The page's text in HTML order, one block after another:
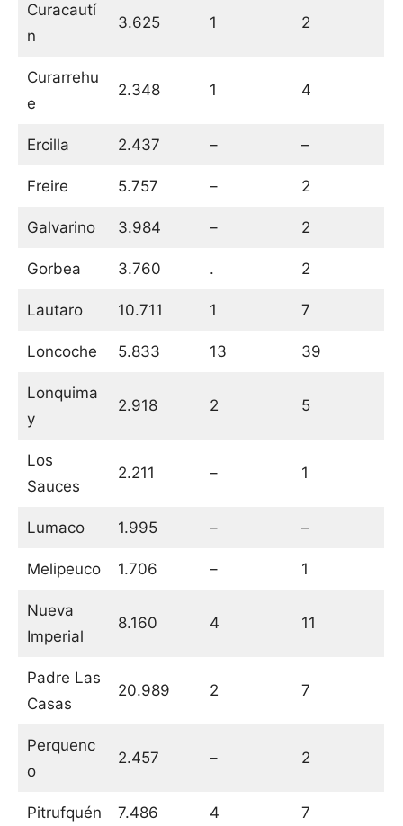
Curacautí
n
3.625 1 2
Curarrehu
e
2.348 1 4
Ercilla 2.437 – –
Freire 5.757 – 2
Galvarino 3.984 – 2
Gorbea 3.760 . 2
Lautaro 10.711 1 7
Loncoche 5.833 13 39
Lonquima
y
2.918 2 5
Los
Sauces
2.211 – 1
Lumaco 1.995 – –
Melipeuco 1.706 – 1
Nueva
Imperial
8.160 4 11
Padre Las
Casas
20.989 2 7
Perquenc
o
2.457 – 2
Pitrufquén 7.486 4 7